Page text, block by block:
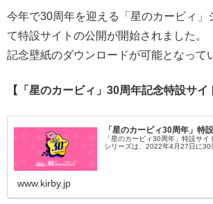
今年で30周年を迎える「星のカービィ」
て特設サイトの公開が開始されました。
記念壁紙のダウンロードが可能となって
【「星のカービィ」30周年記念特設サイ
「星のカービィ30周年」特
「星のカービィ30周年」特設サイ
シリーズは、2022年4月27日に30
www.kirby.jp